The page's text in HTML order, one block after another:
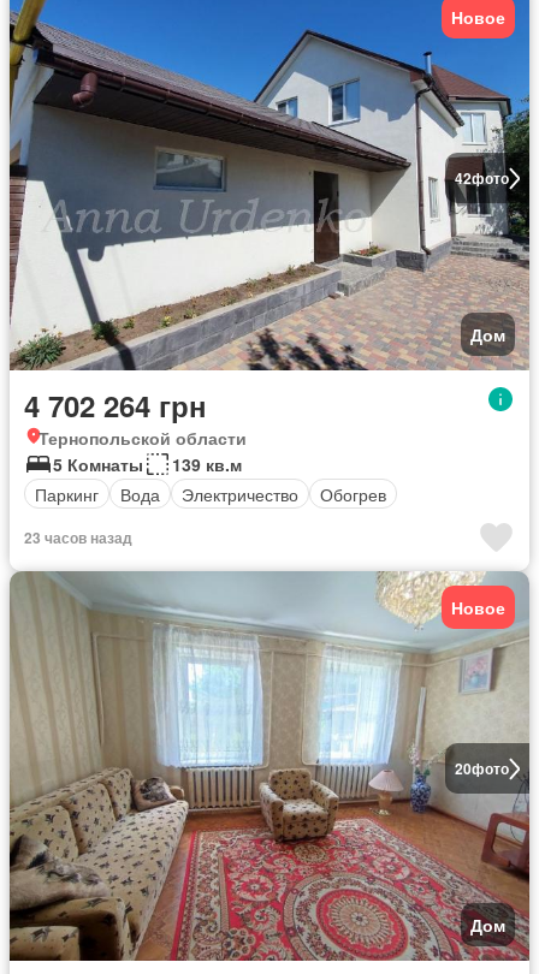
42фото
Новое
Дом
4 702 264 грн
Тернопольской области
5 Комнаты
139 кв.м
Паркинг
Вода Электричество Обогрев
23 часов назад
20фото
Новое
Дом